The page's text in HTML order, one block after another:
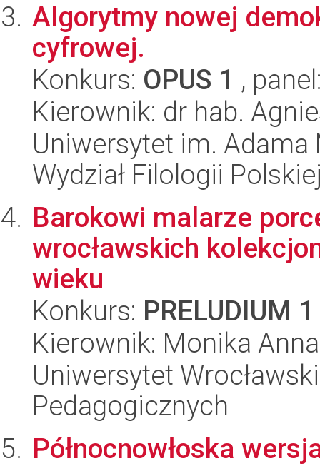
Algorytmy nowej
cyfrowej.
Konkurs: OPUS 1 ,
Kierownik: dr hab.
Uniwersytet im.
Wydział Filologii
Barokowi malarze
wrocławskich
wieku
Konkurs: PRELUDIUM 1
Kierownik: Monika
Uniwersytet
Pedagogicznych
Północnowłoska